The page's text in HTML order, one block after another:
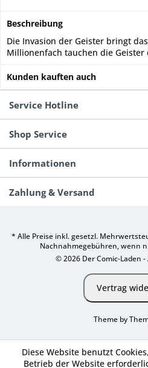
Beschreibung
Die Invasion der Geister bringt
Millionenfach tauchen die Geister
Kunden kauften auch
Service Hotline
Shop Service
Informationen
Zahlung & Versand
* Alle Preise inkl. gesetzl.
Nachnahmegebühren, wenn
© 2026 Der Comic-Laden -
Vertrag
Theme by
Diese Website benutzt
Betrieb der Website